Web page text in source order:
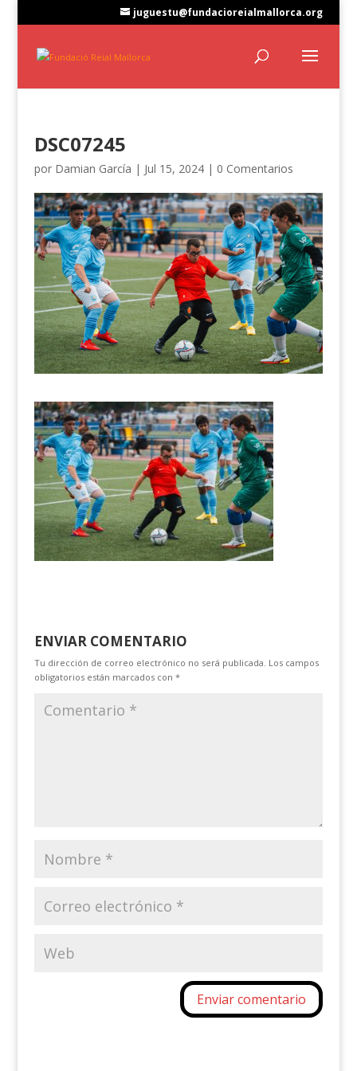
juguestu@fundacioreialmallorca.org
DSC07245
por Damian García | Jul 15, 2024| 0 Comentarios
ENVIAR COMENTARIO
Tu dirección de correo electrónico no será publicada. Los campos
obligatorios están marcados con *